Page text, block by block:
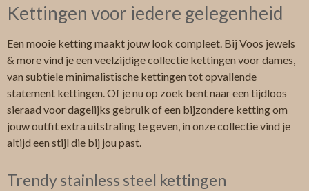
Kettingen voor iedere gelegenheid
Een mooie ketting maakt jouw look compleet. Bij Voos jewels
& more vind je een veelzijdige collectie kettingen voor dames,
van subtiele minimalistische kettingen tot opvallende
statement kettingen. Of je nu op zoek bent naar een tijdloos
sieraad voor dagelijks gebruik of een bijzondere ketting om
jouw outfit extra uitstraling te geven, in onze collectie vind je
altijd een stijl die bij jou past.
Trendy stainless steel kettingen